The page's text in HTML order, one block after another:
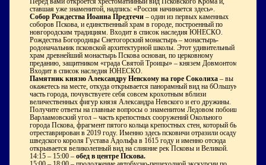
ставшая уже знаменитой, надпись: «Россия начинается здесь».
Собор Рождества Иоанна Предтечи – один из первых каменных
соборов Пскова, и единственный храм в городе, построенный по
новгородским традициям. Входит в список наследия ЮНЕСКО.
Рождества Богородицы Снетогорский монастырь – монастырь-
родоначальник псковской архитектурной школы. Этот удивительный
храм древнейший монастырь Пскова основан, по церковному
преданию, защитником «града Святой Троицы» – князем Довмонтом.
Входит в список наследия ЮНЕСКО.
Памятник князю Александру Невскому на горе Соколиха – вы
окажетесь на месте, откуда открывается панорамный вид на бОльшую
часть города, почувствуете себя совсем крохотным вблизи
величественных фигур князя Александра Невского и его дружины.
Получите ответы на главные вопросы о знаменитом Ледовом побоище.
Варлаамовский угол – часть крепостных сооружений Окольного
города Пскова, фрагмент пятого кольца крепостных стен, который был
отреставрирован в 2019 году. Именно здесь псковичи отразили осаду
шведского короля Густава Адольфа в 1615 году и именно отсюда
открывается великолепный вид на слияние рек Псковы и Великой.
14:15 – 15:00 – обед в центре Пскова.